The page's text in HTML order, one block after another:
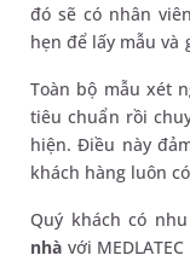
đó sẽ có nhân
hẹn để lấy mẫu và
Toàn bộ mẫu xét
tiêu chuẩn rồi
hiện. Điều này
khách hàng luôn
Quý khách có
nhà với